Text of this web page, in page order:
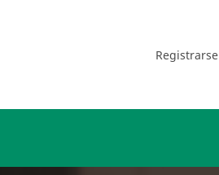
Registrarse